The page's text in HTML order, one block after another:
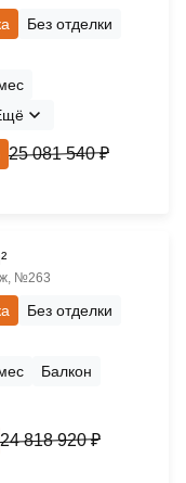
Без отделки
25 081 540 ₽
№263
Без отделки
Балкон
24 818 920 ₽